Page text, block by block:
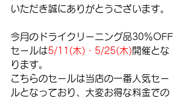
いただき誠にありがとうございます。
今月のドライクリーニング品30％OFF
セールは5/11(木)・5/25(木)開催とな
ります。
こちらのセールは当店の一番人気セー
ルとなっており、大変お得な料金での